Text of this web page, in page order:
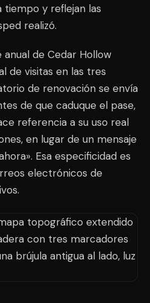
tiempo y reflejan las
realizó.
anual de Cedar Hollow
de visitas en las tres
de renovación se envía
de que caduque el pase,
referencia a su uso real
en lugar de un mensaje
Esa especificidad es
electrónicos de